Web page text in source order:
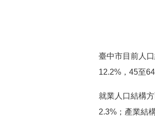
臺中市目前人
12.2%，45至
就業人口結構
2.3%；產業結